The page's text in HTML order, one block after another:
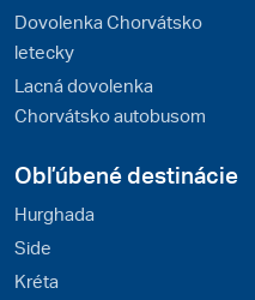
Dovolenka Chorvátsko
letecky
Lacná dovolenka
Chorvátsko autobusom
Obľúbené destinácie
Hurghada
Side
Kréta